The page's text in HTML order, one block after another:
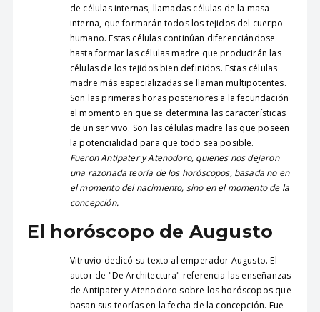
de células internas, llamadas células de la masa
interna, que formarán todos los tejidos del cuerpo
humano. Estas células continúan diferenciándose
hasta formar las células madre que producirán las
células de los tejidos bien definidos. Estas células
madre más especializadas se llaman multipotentes.
Son las primeras horas posteriores a la fecundación
el momento en que se determina las características
de un ser vivo. Son las células madre las que poseen
la potencialidad para que todo sea posible.
Fueron Antipater y Atenodoro, quienes nos dejaron
una razonada teoría de los horóscopos, basada no en
el momento del nacimiento, sino en el momento de la
concepción.
El horóscopo de Augusto
Vitruvio dedicó su texto al emperador Augusto. El
autor de "De Architectura" referencia las enseñanzas
de Antipater y Atenodoro sobre los horóscopos que
basan sus teorías en la fecha de la concepción. Fue